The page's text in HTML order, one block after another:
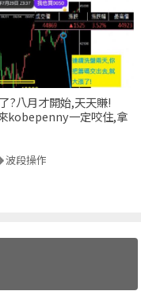
?八月才開始,天天賺!
kobepenny一定咬住,拿
波段操作